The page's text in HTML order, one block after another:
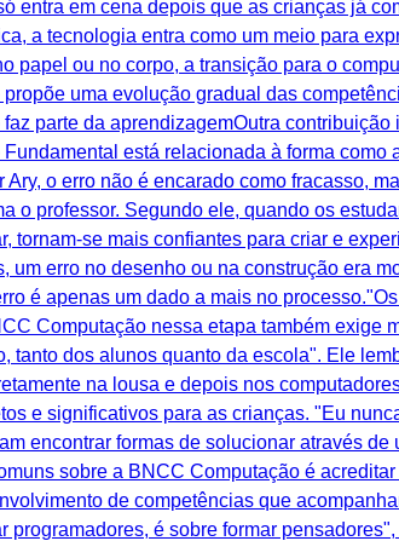
entra em cena depois que as crianças já
a tecnologia entra como um meio para
papel ou no corpo, a transição para o
uma evolução gradual das
parte da aprendizagemOutra
está relacionada à forma
o erro não é encarado como fracasso,
o professor. Segundo ele, quando os
tornam-se mais confiantes para criar e
um erro no desenho ou na construção era
é apenas um dado a mais no
Computação nessa etapa também exige
tanto dos alunos quanto da escola". Ele
na lousa e depois nos
e significativos para as crianças. "Eu
encontrar formas de solucionar através
sobre a BNCC Computação é
de competências que
programadores, é sobre formar